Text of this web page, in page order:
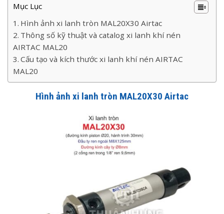
Mục Lục
Hình ảnh xi lanh tròn MAL20X30 Airtac
Thông số kỹ thuật và catalog xi lanh khí nén
AIRTAC MAL20
Cấu tạo và kích thước xi lanh khí nén AIRTAC
MAL20
Hình ảnh xi lanh tròn MAL20X30 Airtac